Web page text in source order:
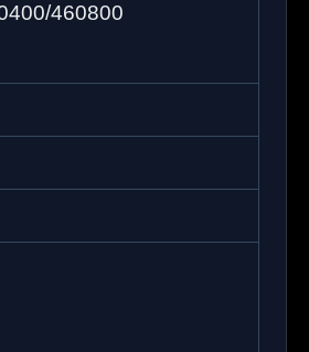
460800